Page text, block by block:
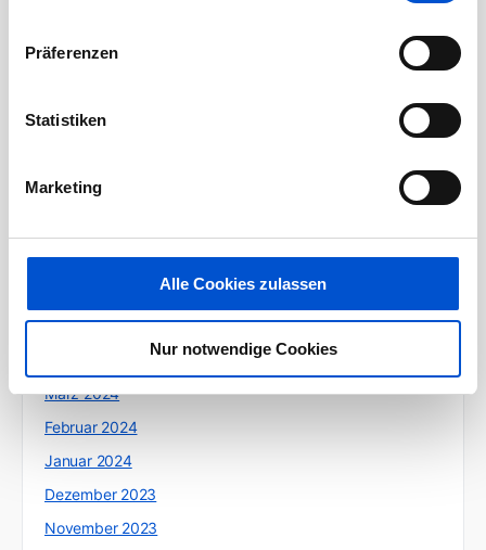
Präferenzen
Statistiken
Marketing
Alle Cookies zulassen
Nur notwendige Cookies
Februar 2025
Dezember 2024
September 2024
Juli 2024
Mai 2024
März 2024
Februar 2024
Januar 2024
Dezember 2023
November 2023